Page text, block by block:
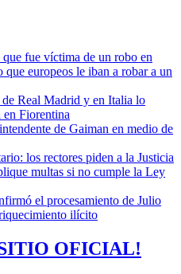
fue víctima de un robo en
europeos le iban a robar a un
Real Madrid y en Italia lo
Fiorentina
de Gaiman en medio de
los rectores piden a la Justicia
multas si no cumple la Ley
el procesamiento de Julio
ilícito
OFICIAL!